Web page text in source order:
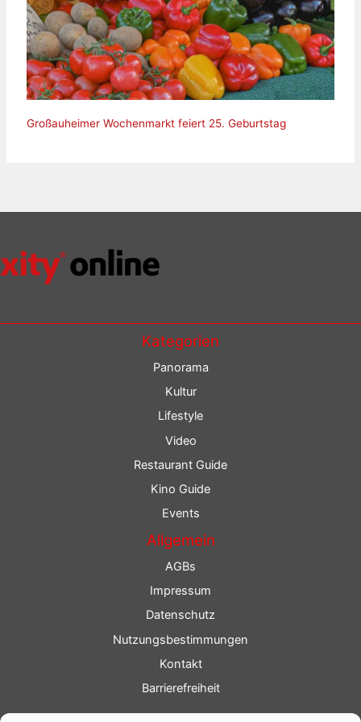
Großauheimer Wochenmarkt feiert 25. Geburtstag
Kategorien
Panorama
Kultur
Lifestyle
Video
Restaurant Guide
Kino Guide
Events
Allgemein
AGBs
Impressum
Datenschutz
Nutzungsbestimmungen
Kontakt
Barrierefreiheit